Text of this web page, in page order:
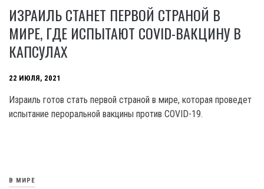
ИЗРАИЛЬ СТАНЕТ ПЕРВОЙ СТРАНОЙ В
МИРЕ, ГДЕ ИСПЫТАЮТ COVID-ВАКЦИНУ В
КАПСУЛАХ
22 ИЮЛЯ, 2021
Израиль готов стать первой страной в мире, которая проведет
испытание пероральной вакцины против COVID-19.
В МИРЕ